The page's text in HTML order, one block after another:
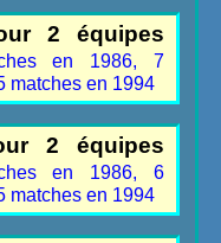
2 équipes
en 1986, 7
matches en 1994
2 équipes
en 1986, 6
matches en 1994